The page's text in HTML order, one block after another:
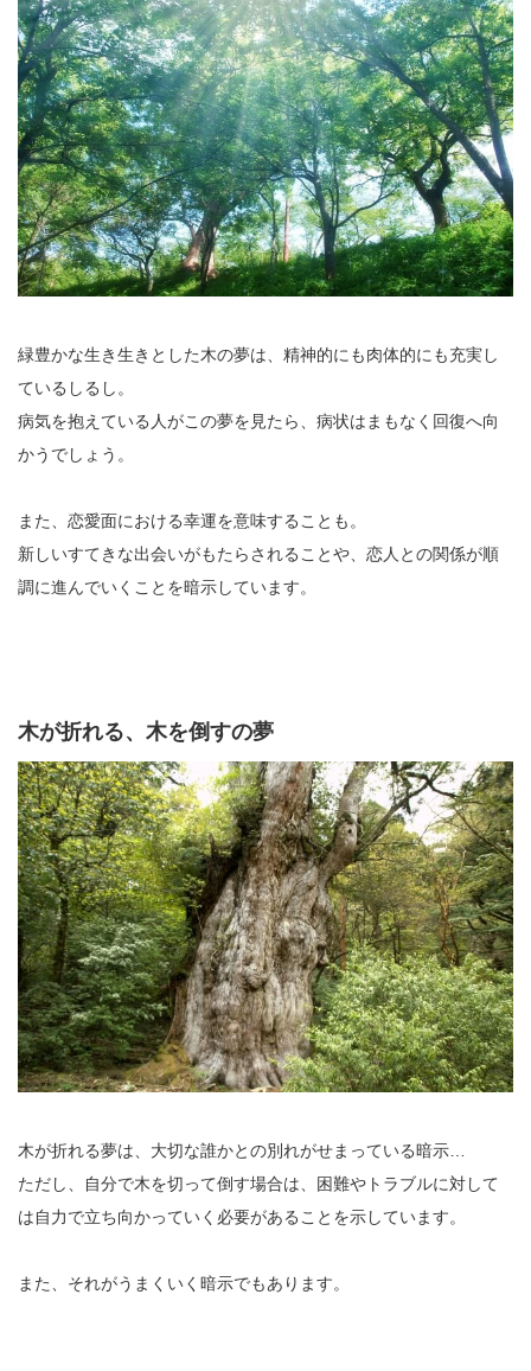
緑豊かな生き生きとした木の夢は、精神的にも肉体的にも充実し
ているしるし。
病気を抱えている人がこの夢を見たら、病状はまもなく回復へ向
かうでしょう。
また、恋愛面における幸運を意味することも。
新しいすてきな出会いがもたらされることや、恋人との関係が順
調に進んでいくことを暗示しています。
木が折れる、木を倒すの夢
木が折れる夢は、大切な誰かとの別れがせまっている暗示…
ただし、自分で木を切って倒す場合は、困難やトラブルに対して
は自力で立ち向かっていく必要があることを示しています。
また、それがうまくいく暗示でもあります。